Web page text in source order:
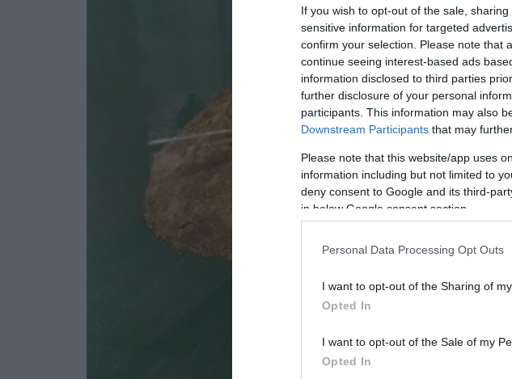
If you wish to opt-out of the sale,
sensitive information for targeted
confirm your selection. Please note that
continue seeing interest-based ads
information disclosed to third parties
further disclosure of your personal
participants. This information may also
Downstream Participants that may
Please note that this website/app uses
information including but not limited to
deny consent to Google and its third-
in below Google consent section.
Personal Data Processing Opt Outs
I want to opt-out of the Sharing of
Opted In
I want to opt-out of the Sale of my
Opted In